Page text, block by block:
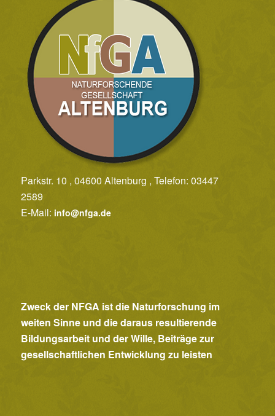
Parkstr. 10 , 04600 Altenburg , Telefon: 03447
2589
E-Mail: info@nfga.de
Zweck der NFGA ist die Naturforschung im
weiten Sinne und die daraus resultierende
Bildungsarbeit und der Wille, Beiträge zur
gesellschaftlichen Entwicklung zu leisten